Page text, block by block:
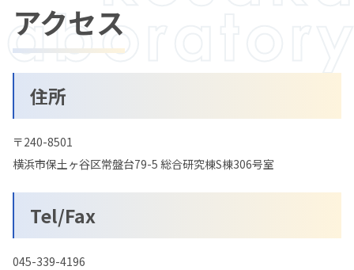
アクセス
住所
〒240-8501
横浜市保土ヶ谷区常盤台79-5 総合研究棟S棟306号室
Tel/Fax
045-339-4196